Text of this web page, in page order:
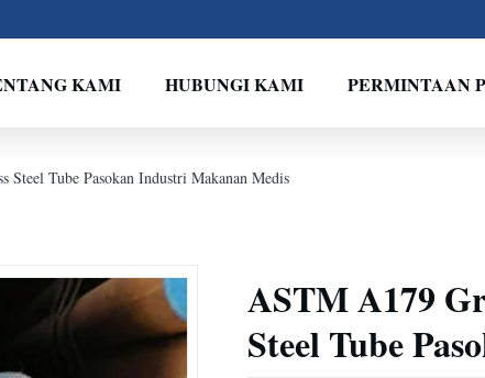
KAMI HUBUNGI KAMI PERMINTAAN
Steel Tube Pasokan Industri Makanan Medis
ASTM A179
Steel Tube